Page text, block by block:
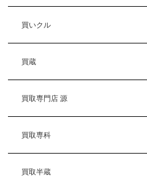
買いクル
買蔵
買取専門店 源
買取専科
買取半蔵